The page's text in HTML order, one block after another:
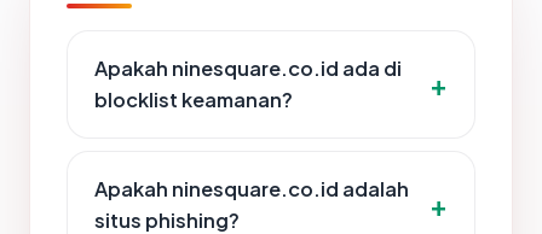
Apakah ninesquare.co.id ada di
blocklist keamanan?
Apakah ninesquare.co.id adalah
situs phishing?